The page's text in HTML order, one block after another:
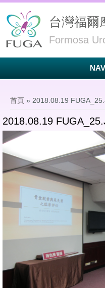
台灣福爾
Formosa
首頁 » 2018.08.19
2018.08.19